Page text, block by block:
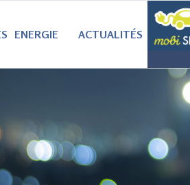
ENERGIE ACTUALITÉS